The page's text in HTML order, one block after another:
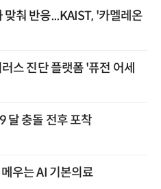
맞춰 반응...KAIST, '카멜레온
스 진단 플랫폼 '퓨전 어세
달 충돌 전후 포착
우는 AI 기본의료